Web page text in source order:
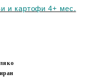
и картофи 4+ мес.